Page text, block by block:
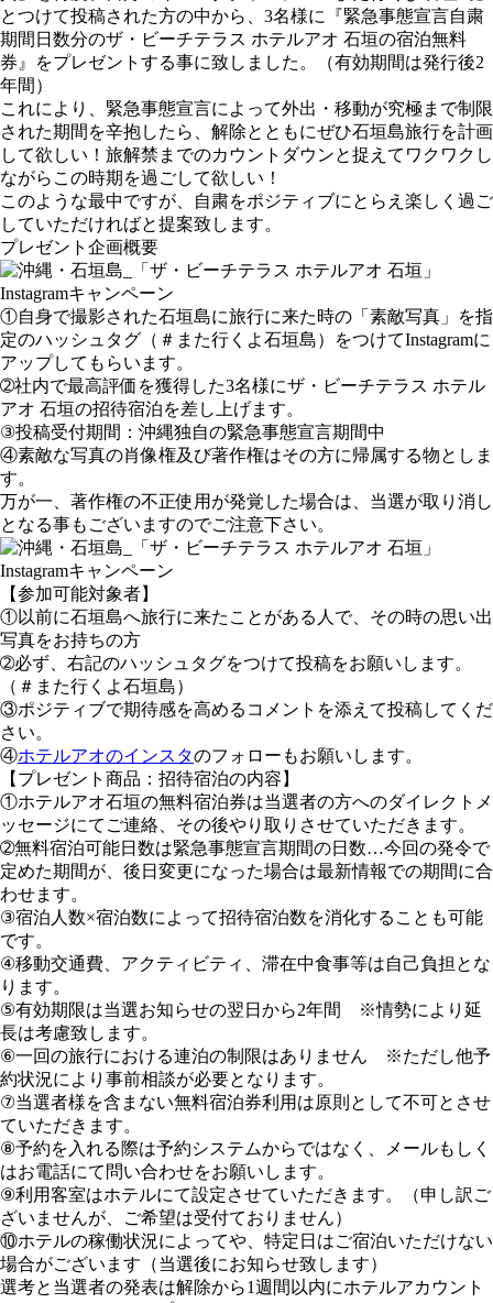
とつけて投稿された方の中から、3名様に『緊急事態宣言自粛
期間日数分のザ・ビーチテラス ホテルアオ 石垣の宿泊無料
券』をプレゼントする事に致しました。（有効期間は発行後2
年間）
これにより、緊急事態宣言によって外出・移動が究極まで制限
された期間を辛抱したら、解除とともにぜひ石垣島旅行を計画
して欲しい！旅解禁までのカウントダウンと捉えてワクワクし
ながらこの時期を過ごして欲しい！
このような最中ですが、自粛をポジティブにとらえ楽しく過ご
していただければと提案致します。
プレゼント企画概要
①自身で撮影された石垣島に旅行に来た時の「素敵写真」を指
定のハッシュタグ（＃また行くよ石垣島）をつけてInstagramに
アップしてもらいます。
➁社内で最高評価を獲得した3名様にザ・ビーチテラス ホテル
アオ 石垣の招待宿泊を差し上げます。
③投稿受付期間：沖縄独自の緊急事態宣言期間中
④素敵な写真の肖像権及び著作権はその方に帰属する物としま
す。
万が一、著作権の不正使用が発覚した場合は、当選が取り消し
となる事もございますのでご注意下さい。
【参加可能対象者】
①以前に石垣島へ旅行に来たことがある人で、その時の思い出
写真をお持ちの方
➁必ず、右記のハッシュタグをつけて投稿をお願いします。
（＃また行くよ石垣島）
③ポジティブで期待感を高めるコメントを添えて投稿してくだ
さい。
④ホテルアオのインスタのフォローもお願いします。
【プレゼント商品：招待宿泊の内容】
①ホテルアオ石垣の無料宿泊券は当選者の方へのダイレクトメ
ッセージにてご連絡、その後やり取りさせていただきます。
➁無料宿泊可能日数は緊急事態宣言期間の日数…今回の発令で
定めた期間が、後日変更になった場合は最新情報での期間に合
わせます。
③宿泊人数×宿泊数によって招待宿泊数を消化することも可能
です。
④移動交通費、アクティビティ、滞在中食事等は自己負担とな
ります。
⑤有効期限は当選お知らせの翌日から2年間 ※情勢により延
長は考慮致します。
⑥一回の旅行における連泊の制限はありません ※ただし他予
約状況により事前相談が必要となります。
⑦当選者様を含まない無料宿泊券利用は原則として不可とさせ
ていただきます。
⑧予約を入れる際は予約システムからではなく、メールもしく
はお電話にて問い合わせをお願いします。
⑨利用客室はホテルにて設定させていただきます。（申し訳ご
ざいませんが、ご希望は受付ておりません）
⑩ホテルの稼働状況によってや、特定日はご宿泊いただけない
場合がございます（当選後にお知らせ致します）
選考と当選者の発表は解除から1週間以内にホテルアカウント